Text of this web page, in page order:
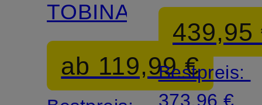
TOBINA
ab 119,99 €
439,95
Bestpreis:
373,96 €